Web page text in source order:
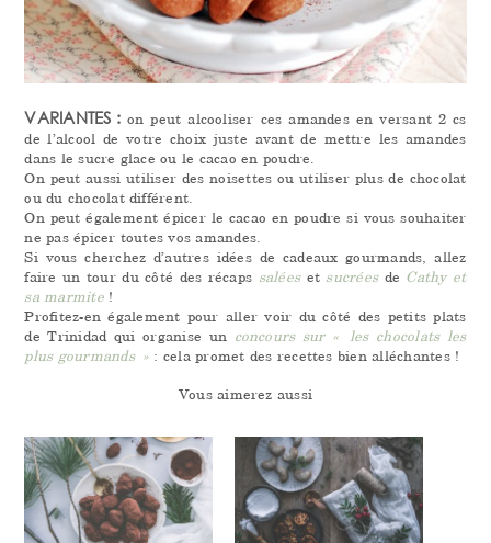
VARIANTES : on peut alcooliser ces amandes en versant 2 cs
de l’alcool de votre choix juste avant de mettre les amandes
dans le sucre glace ou le cacao en poudre.
On peut aussi utiliser des noisettes ou utiliser plus de chocolat
ou du chocolat différent.
On peut également épicer le cacao en poudre si vous souhaiter
ne pas épicer toutes vos amandes.
Si vous cherchez d’autres idées de cadeaux gourmands, allez
faire un tour du côté des récaps saléeset sucréesde Cathy et
sa marmite!
Profitez-en également pour aller voir du côté des petits plats
de Trinidad qui organise un concours sur « les chocolats les
plus gourmands » : cela promet des recettes bien alléchantes !
Vous aimerez aussi